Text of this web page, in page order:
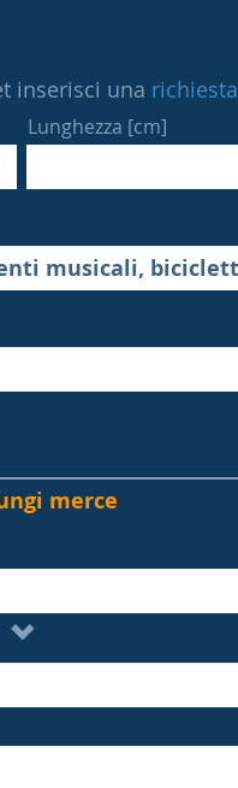
inserisci una
Lunghezza [cm]
merce